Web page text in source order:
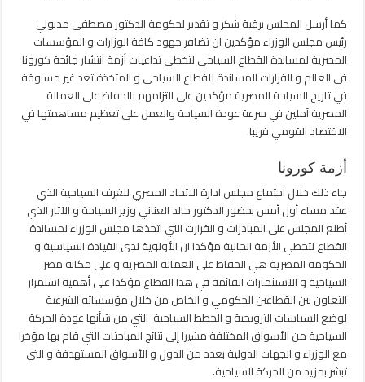
كما أرسل المجلس برقية شكر و تقدير لحكومة الدكتور مصطفى مدبولي
رئيس مجلس الوزراء مؤكدين ان تضافر جهود كافة الوزارات و المؤسسات
المصرية لمساندة القطاع السياحي لتخطي تداعيات أزمة انتشار جائحة كورونا
في العالم و القرارات المساندة للقطاع السياحي و المتخذة تعد غير مسبوقة
في تاريخ السياحة المصرية مؤكدين على التزامهم بالحفاظ على العمالة
المصرية آملين في سرعة عودة السياحة والعمل على تعظيم مساهمتها في
الاقتصاد القومي قريبا.
أزمة كورونا
جاء ذلك خلال اجتماع مجلس ادارة الاتحاد المصري للغرف السياحية الذي
عقد مساء أول أمس بحضور الدكتور خالد العناني وزير السياحة و الآثار الذي
أطلع المجلس على المبادرات و القرارت التي اتخذها مجلس الوزراء لمساندة
القطاع لتخطي الأزمة الحالية مؤكدا ان الأولوية لدى القيادة السياسية و
الحكومة المصرية هي الحفاظ على العمالة المصرية و على مكانة مصر
السياحية و الاستثمارات القائمة في هذا القطاع مؤكدا على أهمية استمرار
التعاون بين القطاعين الحكومي و الخاص من خلال مؤسساته الشرعية
لوضع السياسات الترويحية و الخطط السياحية التي من شأنها عودة الحركة
السياحية من الأسواق المختلفة مشيرا إلى نتائج المباحثات التي قام بها مؤخرا
مع الوزراء و الجهات الدولية بعدد من الدول و الأسواق المستهدفة و التي
تبشر بمزيد من الحركة السياحية.